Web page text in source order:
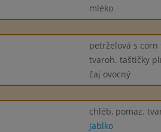
mléko
petrželová s corn
tvaroh. taštičky
čaj ovocný
chléb, pomaz.
jablko